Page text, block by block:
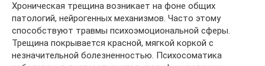
Хроническая трещина возникает на фоне общих
патологий, нейрогенных механизмов. Часто этому
способствуют травмы психоэмоциональной сферы.
Трещина покрывается красной, мягкой коркой с
незначительной болезненностью. Психосоматика